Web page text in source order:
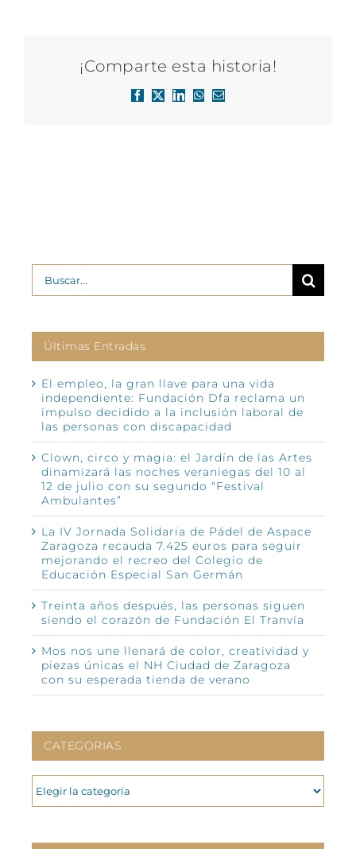
¡Comparte esta historia!
Facebook
X LinkedInWhatsApp
Correo
Buscar:
Últimas Entradas
El empleo, la gran llave para una vida
independiente: Fundación Dfa reclama un
impulso decidido a la inclusión laboral de
las personas con discapacidad
Clown, circo y magia: el Jardín de las Artes
dinamizará las noches veraniegas del 10 al
12 de julio con su segundo “Festival
Ambulantes”
La IV Jornada Solidaria de Pádel de Aspace
Zaragoza recauda 7.425 euros para seguir
mejorando el recreo del Colegio de
Educación Especial San Germán
Treinta años después, las personas siguen
siendo el corazón de Fundación El Tranvía
Mos nos une llenará de color, creatividad y
piezas únicas el NH Ciudad de Zaragoza
con su esperada tienda de verano
CATEGORIAS
CATEGORIAS